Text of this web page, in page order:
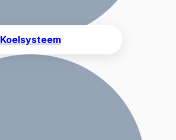
Koelsysteem